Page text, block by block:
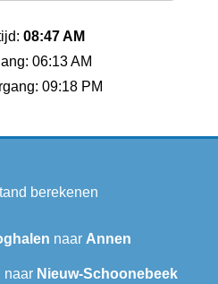
08:47 AM
06:13 AM
09:18 PM
berekenen
naar Annen
naar Nieuw-Schoonebeek